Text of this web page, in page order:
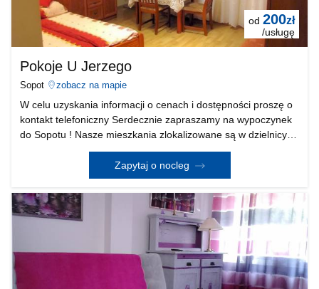
od 200zł
/usługę
Pokoje U Jerzego
Sopot zobacz na mapie
W celu uzyskania informacji o cenach i dostępności proszę o
kontakt telefoniczny Serdecznie zapraszamy na wypoczynek
do Sopotu ! Nasze mieszkania zlokalizowane są w dzielnicy
Sopot Wyścigi w dolnym Sopocie, na spokojnym i
bezpiecznym osiedlu domów jednorodzinnych. Tere
Zapytaj o nocleg